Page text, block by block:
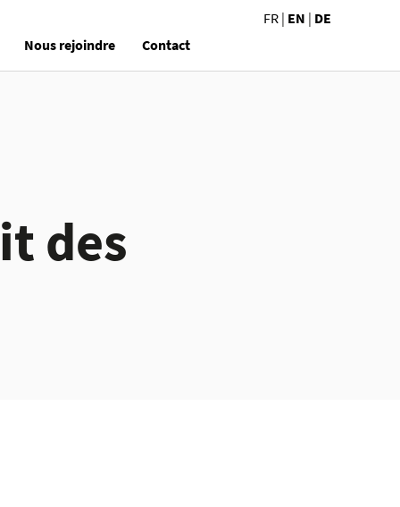
Nous rejoindre Contact
FR | EN | DE
des